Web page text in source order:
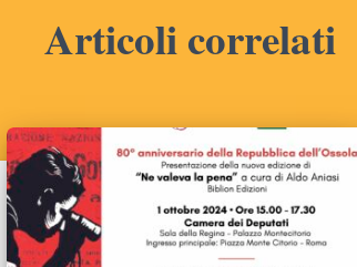
Articoli correlati